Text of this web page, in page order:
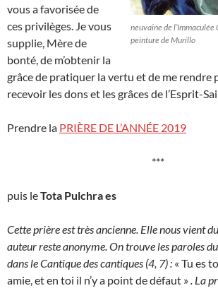
neuvaine de
peinture de Murillo
vous a favorisée de
ces privilèges. Je vous
supplie, Mère de
bonté, de m’obtenir la
grâce de pratiquer la vertu et de me rendre
recevoir les dons et les grâces de l’Esprit-
Prendre la PRIÈRE DE L’ANNÉE 2019
***
puis leTota Pulchra es
Cette prière est très ancienne. Elle nous vient
auteur reste anonyme. On trouve les paroles
dans le Cantique des cantiques (4, 7) : « Tu es
amie, et en toi il n’y a point de défaut ». La